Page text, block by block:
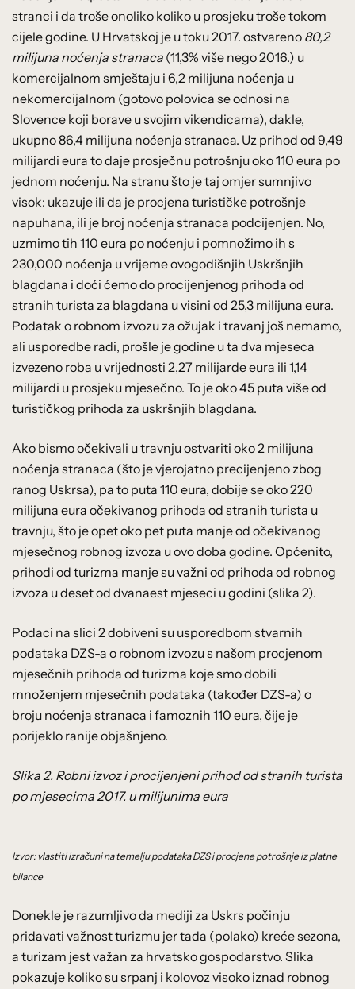
stranci i da troše onoliko koliko u prosjeku troše tokom
cijele godine. U Hrvatskoj je u toku 2017. ostvareno 80,2
milijuna noćenja stranaca (11,3% više nego 2016.) u
komercijalnom smještaju i 6,2 milijuna noćenja u
nekomercijalnom (gotovo polovica se odnosi na
Slovence koji borave u svojim vikendicama), dakle,
ukupno 86,4 milijuna noćenja stranaca. Uz prihod od 9,49
milijardi eura to daje prosječnu potrošnju oko 110 eura po
jednom noćenju. Na stranu što je taj omjer sumnjivo
visok: ukazuje ili da je procjena turističke potrošnje
napuhana, ili je broj noćenja stranaca podcijenjen. No,
uzmimo tih 110 eura po noćenju i pomnožimo ih s
230,000 noćenja u vrijeme ovogodišnjih Uskršnjih
blagdana i doći ćemo do procijenjenog prihoda od
stranih turista za blagdana u visini od 25,3 milijuna eura.
Podatak o robnom izvozu za ožujak i travanj još nemamo,
ali usporedbe radi, prošle je godine u ta dva mjeseca
izvezeno roba u vrijednosti 2,27 milijarde eura ili 1,14
milijardi u prosjeku mjesečno. To je oko 45 puta više od
turističkog prihoda za uskršnjih blagdana.
Ako bismo očekivali u travnju ostvariti oko 2 milijuna
noćenja stranaca (što je vjerojatno precijenjeno zbog
ranog Uskrsa), pa to puta 110 eura, dobije se oko 220
milijuna eura očekivanog prihoda od stranih turista u
travnju, što je opet oko pet puta manje od očekivanog
mjesečnog robnog izvoza u ovo doba godine. Općenito,
prihodi od turizma manje su važni od prihoda od robnog
izvoza u deset od dvanaest mjeseci u godini (slika 2).
Podaci na slici 2 dobiveni su usporedbom stvarnih
podataka DZS-a o robnom izvozu s našom procjenom
mjesečnih prihoda od turizma koje smo dobili
množenjem mjesečnih podataka (također DZS-a) o
broju noćenja stranaca i famoznih 110 eura, čije je
porijeklo ranije objašnjeno.
Slika 2. Robni izvoz i procijenjeni prihod od stranih turista
po mjesecima 2017. u milijunima eura
Izvor: vlastiti izračuni na temelju podataka DZS i procjene potrošnje iz platne
bilance
Donekle je razumljivo da mediji za Uskrs počinju
pridavati važnost turizmu jer tada (polako) kreće sezona,
a turizam jest važan za hrvatsko gospodarstvo. Slika
pokazuje koliko su srpanj i kolovoz visoko iznad robnog